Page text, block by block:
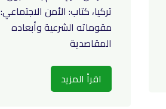
تركيا، كتاب: الأمن الاجتماعي:
مقوماته الشرعية وأبعاده
المقاصدية
اقرأ المزيد